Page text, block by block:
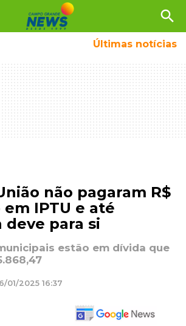
search
Últimas notícias
não pagaram R$
em IPTU e até
para si
estão em dívida que
01/2025 16:37